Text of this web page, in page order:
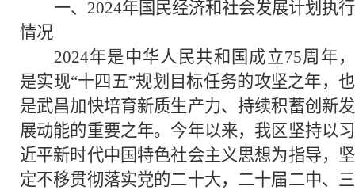
一、2024年国民经济和社会发展计划执行
情况
2024年是中华人民共和国成立75周年，
是实现“十四五”规划目标任务的攻坚之年，也
是武昌加快培育新质生产力、持续积蓄创新发
展动能的重要之年。今年以来，我区坚持以习
近平新时代中国特色社会主义思想为指导，坚
定不移贯彻落实党的二十大，二十届二中、三